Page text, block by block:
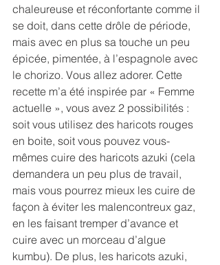
chaleureuse et réconfortante comme il
se doit, dans cette drôle de période,
mais avec en plus sa touche un peu
épicée, pimentée, à l’espagnole avec
le chorizo. Vous allez adorer. Cette
recette m’a été inspirée par « Femme
actuelle », vous avez 2 possibilités :
soit vous utilisez des haricots rouges
en boite, soit vous pouvez vous-
mêmes cuire des haricots azuki (cela
demandera un peu plus de travail,
mais vous pourrez mieux les cuire de
façon à éviter les malencontreux gaz,
en les faisant tremper d’avance et
cuire avec un morceau d’algue
kumbu). De plus, les haricots azuki,